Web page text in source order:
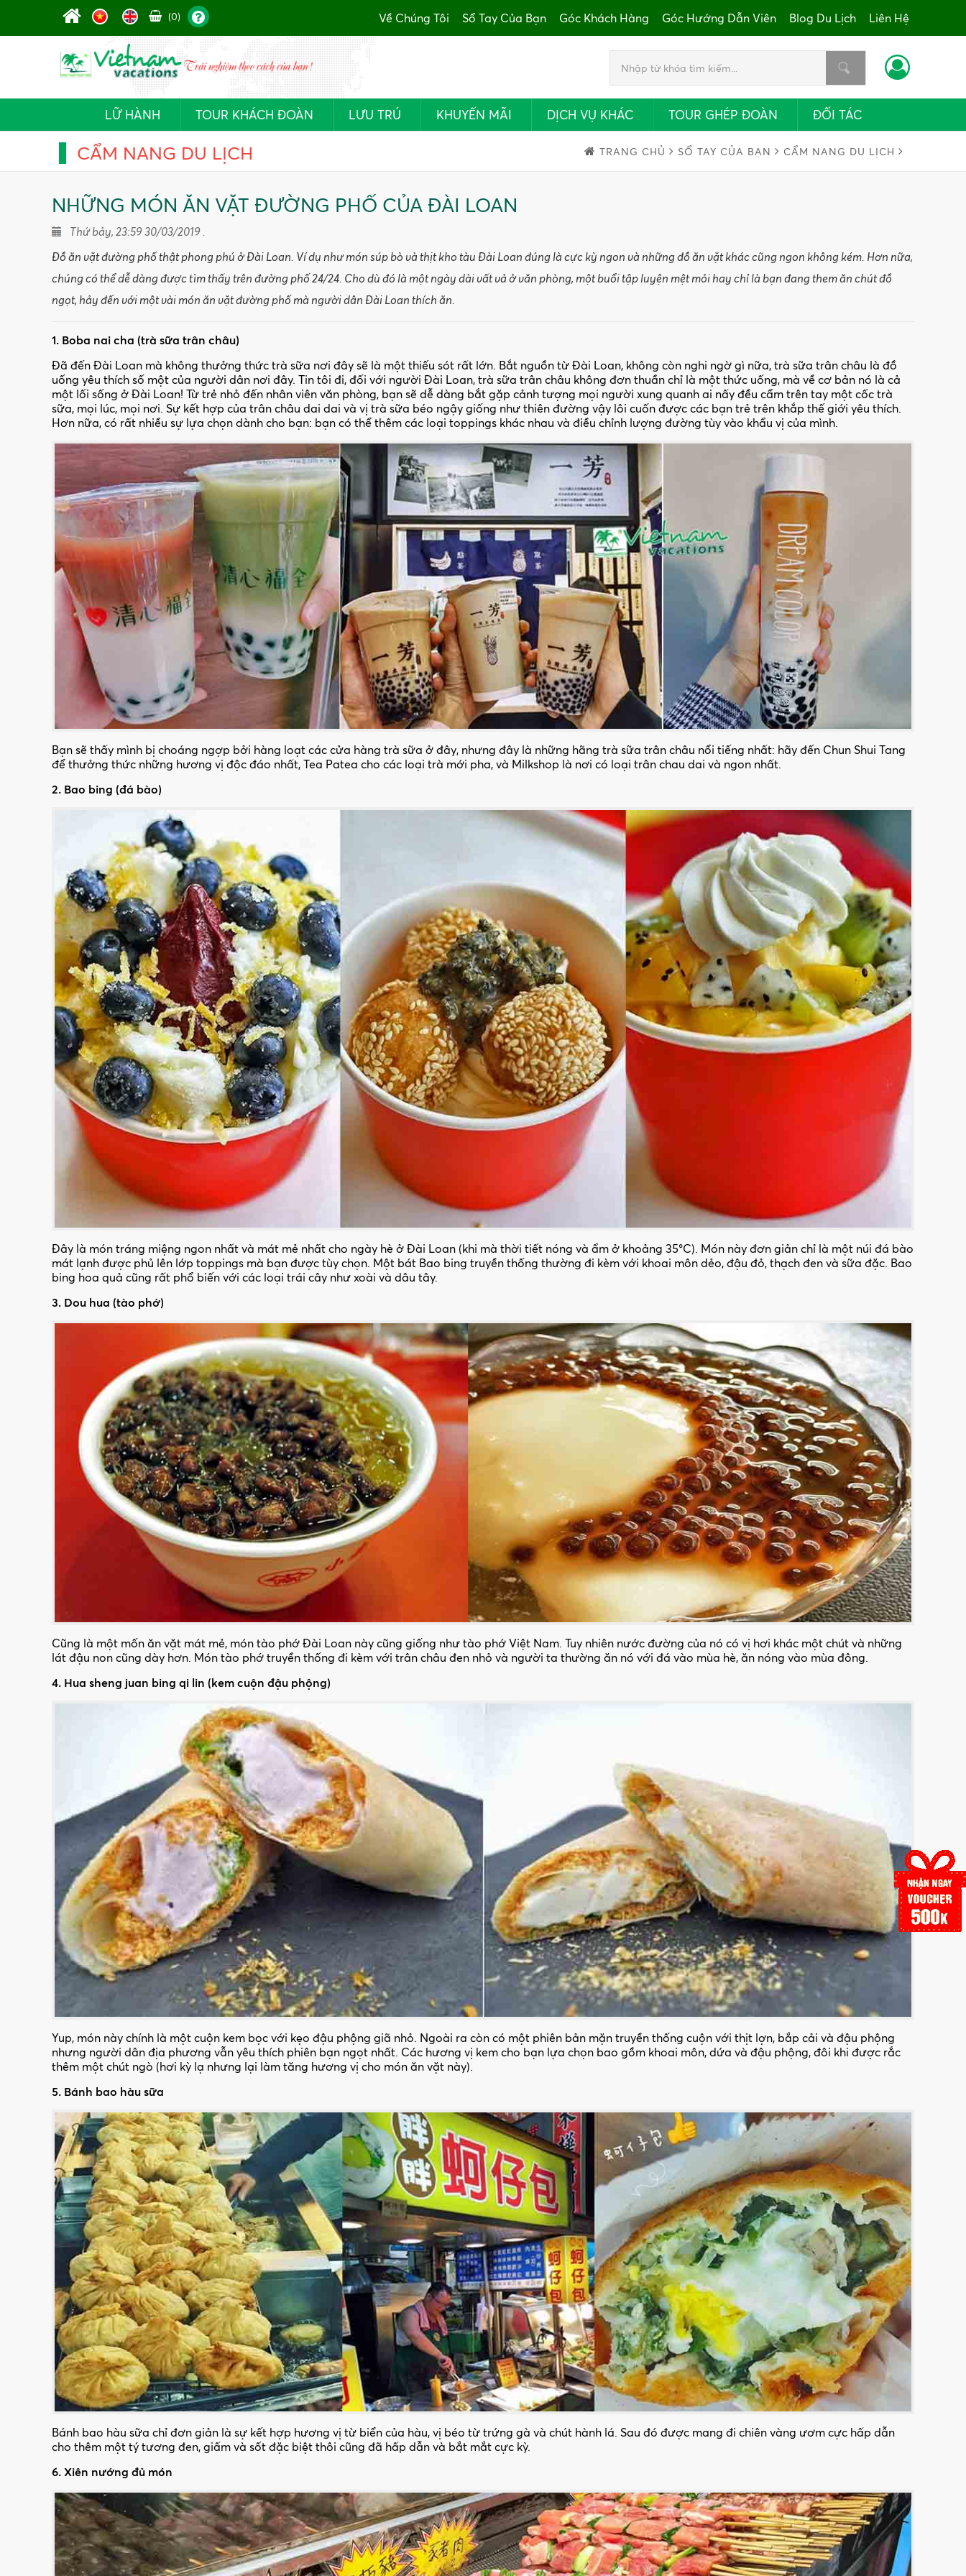
(0) Về Chúng Tôi Sổ Tay Của Bạn Góc Khách Hàng Góc Hướng Dẫn Viên Blog Du Lịch Liên Hệ
LỮ HÀNH TOUR KHÁCH ĐOÀN LƯU TRÚ KHUYẾN MÃI DỊCH VỤ KHÁC TOUR GHÉP ĐOÀN ĐỐI TÁC
CẨM NANG DU LỊCH TRANG CHỦ SỔ TAY CỦA BẠN CẨM NANG DU LỊCH
NHỮNG MÓN ĂN VẶT ĐƯỜNG PHỐ CỦA ĐÀI LOAN
Thứ bảy, 23:59 30/03/2019 .
Đồ ăn vặt đường phố thật phong phú ở Đài Loan. Ví dụ như món súp bò và thịt kho tàu Đài Loan đúng là cực kỳ ngon và những đồ ăn vặt khác cũng ngon không kém. Hơn nữa,
chúng có thể dễ dàng được tìm thấy trên đường phố 24/24. Cho dù đó là một ngày dài vất vả ở văn phòng, một buổi tập luyện mệt mỏi hay chỉ là bạn đang them ăn chút đồ
ngọt, hảy đến với một vài món ăn vặt đường phố mà người dân Đài Loan thích ăn.
1. Boba nai cha (trà sữa trân châu)
Đã đến Đài Loan mà không thưởng thức trà sữa nơi đây sẽ là một thiếu sót rất lớn. Bắt nguồn từ Đài Loan, không còn nghi ngờ gì nữa, trà sữa trân châu là đồ
uống yêu thích số một của người dân nơi đây. Tin tôi đi, đối với người Đài Loan, trà sữa trân châu không đơn thuần chỉ là một thức uống, mà về cơ bản nó là cả
một lối sống ở Đài Loan! Từ trẻ nhỏ đến nhân viên văn phòng, bạn sẽ dễ dàng bắt gặp cảnh tượng mọi người xung quanh ai nấy đều cẩm trên tay một cốc trà
sữa, mọi lúc, mọi nơi. Sự kết hợp của trân châu dai dai và vị trà sữa béo ngậy giống như thiên đường vậy lôi cuốn được các bạn trẻ trên khắp thế giới yêu thích.
Hơn nữa, có rất nhiều sự lựa chọn dành cho bạn: bạn có thể thêm các loại toppings khác nhau và điều chỉnh lượng đường tùy vào khẩu vị của mình.
Bạn sẽ thấy mình bị choáng ngợp bởi hàng loạt các cửa hàng trà sữa ở đây, nhưng đây là những hãng trà sữa trân châu nổi tiếng nhất: hãy đến Chun Shui Tang
để thưởng thức những hương vị độc đáo nhất, Tea Patea cho các loại trà mới pha, và Milkshop là nơi có loại trân chau dai và ngon nhất.
2. Bao bing (đá bào)
Đây là món tráng miệng ngon nhất và mát mẻ nhất cho ngày hè ở Đài Loan (khi mà thời tiết nóng và ẩm ở khoảng 35°C). Món này đơn giản chỉ là một núi đá bào
mát lạnh được phủ lên lớp toppings mà bạn được tùy chọn. Một bát Bao bing truyền thống thường đi kèm với khoai môn dẻo, đậu đỏ, thạch đen và sữa đặc. Bao
bing hoa quả cũng rất phổ biến với các loại trái cây như xoài và dâu tây.
3. Dou hua (tào phớ)
Cũng là một mốn ăn vặt mát mẻ, món tào phớ Đài Loan này cũng giống như tào phớ Việt Nam. Tuy nhiên nước đường của nó có vị hơi khác một chút và những
lát đậu non cũng dày hơn. Món tào phớ truyền thống đi kèm với trân châu đen nhỏ và người ta thường ăn nó với đá vào mùa hè, ăn nóng vào mùa đông.
4. Hua sheng juan bing qi lin (kem cuộn đậu phộng)
Yup, món này chính là một cuộn kem bọc với kẹo đậu phộng giã nhỏ. Ngoài ra còn có một phiên bản mặn truyền thống cuộn với thịt lợn, bắp cải và đậu phộng
nhưng người dân địa phương vẫn yêu thích phiên bạn ngọt nhất. Các hương vị kem cho bạn lựa chọn bao gồm khoai môn, dứa và đậu phộng, đôi khi được rắc
thêm một chút ngò (hơi kỳ lạ nhưng lại làm tăng hương vị cho món ăn vặt này).
5. Bánh bao hàu sữa
Bánh bao hàu sữa chỉ đơn giản là sự kết hợp hương vị từ biển của hàu, vị béo từ trứng gà và chút hành lá. Sau đó được mang đi chiên vàng ươm cực hấp dẫn
cho thêm một tý tương đen, giấm và sốt đặc biệt thôi cũng đã hấp dẫn và bắt mắt cực kỳ.
6. Xiên nướng đủ món